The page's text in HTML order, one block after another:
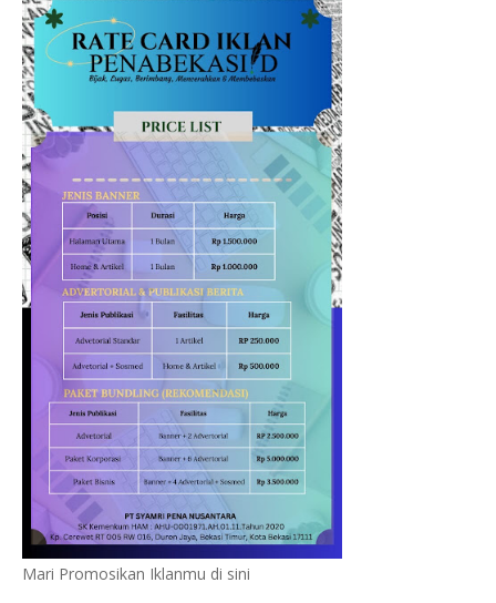
Mari Promosikan Iklanmu di sini